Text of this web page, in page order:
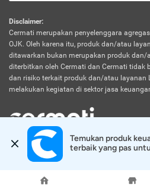
Disclaimer:
Cermati merupakan penyelenggara
OJK. Oleh karena itu, produk dan/atau
ditawarkan bukan merupakan produk
diterbitkan oleh Cermati dan Cermati tidak
dan risiko terkait produk dan/atau layanan
melakukan kegiatan di sektor jasa
© 2026 Cermati. All Rights Reserved.
Temukan produk
terbaik yang pas